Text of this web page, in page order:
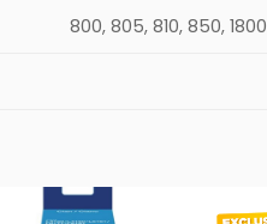
800, 805, 810, 850, 1800